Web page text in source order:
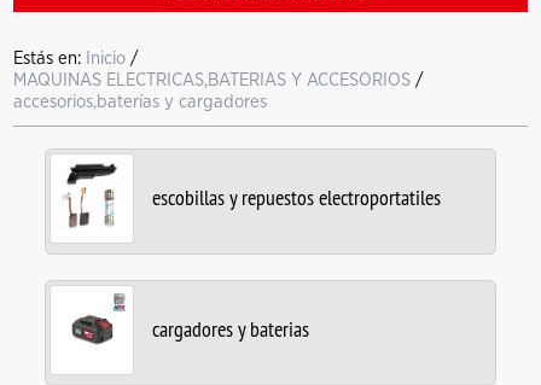
Estás en: Inicio /
MAQUINAS ELECTRICAS,BATERIAS Y ACCESORIOS /
accesorios,baterías y cargadores
escobillas y repuestos electroportatiles
cargadores y baterias